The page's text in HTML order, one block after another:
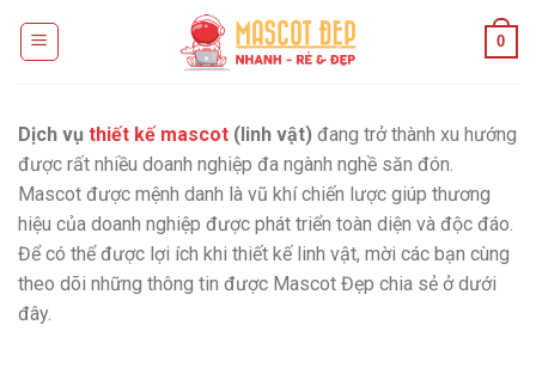
0
Dịch vụ thiết kế mascot (linh vật) đang trở thành xu hướng
được rất nhiều doanh nghiệp đa ngành nghề săn đón.
Mascot được mệnh danh là vũ khí chiến lược giúp thương
hiệu của doanh nghiệp được phát triển toàn diện và độc đáo.
Để có thể được lợi ích khi thiết kế linh vật, mời các bạn cùng
theo dõi những thông tin được Mascot Đẹp chia sẻ ở dưới
đây.